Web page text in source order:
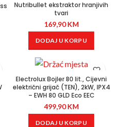
Nutribullet ekstraktor hranjivih
tvari
169,90KM
DODAJ U KORPU
Electrolux Bojler 80 lit., Cijevni
električni grijač (TEN), 2kW, IPX4
– EWH 80 GLD Eco EEC
499,90KM
DODAJ U KORPU